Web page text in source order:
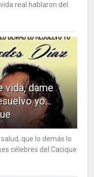
real hablaron del
vida, dame
yo…
que lo demás lo
célebres del Cacique